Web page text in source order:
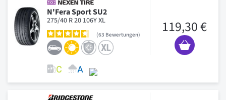
N'Fera Sport SU2
275/40 R 20 106Y XL
63 Bewertungen 119,30 €